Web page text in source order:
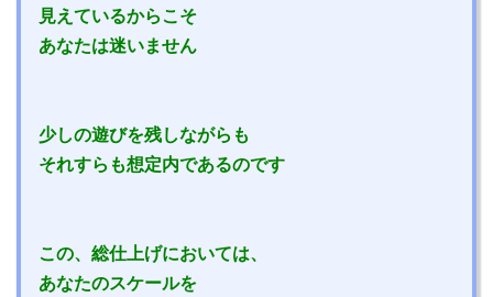
見えているからこそ
あなたは迷いません
少しの遊びを残しながらも
それすらも想定内であるのです
この、総仕上げにおいては、
あなたのスケールを